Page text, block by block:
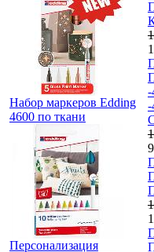
Набор маркеров Edding
4600 по ткани
Персонализация
-
-